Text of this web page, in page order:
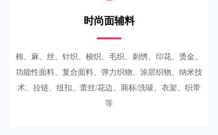
时尚面辅料
棉、麻、丝、针织、梭织、毛织、刺绣、印花、烫金、
功能性面料、复合面料、弹力织物、涂层织物、纳米技
术、拉链、纽扣、蕾丝/花边、商标/洗唛、衣架、织带
等